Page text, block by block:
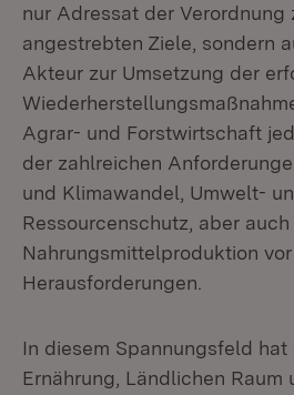
nur Adressat der Verordnung
angestrebten Ziele, sondern
Akteur zur Umsetzung der
Agrar- und Forstwirtschaft
der zahlreichen
und Klimawandel, Umwelt-
Ressourcenschutz, aber
Nahrungsmittelproduktion
Herausforderungen.
In diesem Spannungsfeld
Ernährung, Ländlichen Raum